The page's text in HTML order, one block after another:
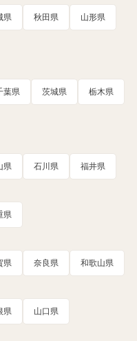
県 秋田県 山形県
葉県 茨城県 栃木県
県 石川県 福井県
県
県 奈良県 和歌山県
県 山口県